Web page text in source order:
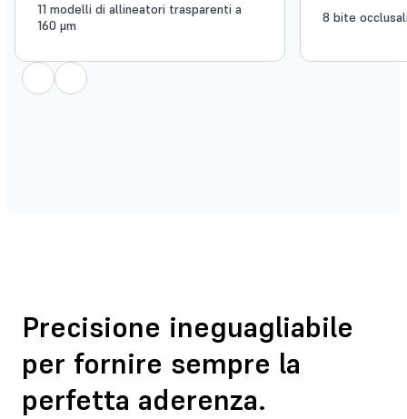
11 modelli di allineatori trasparenti a
160 μm
8 bite
Precisione ineguagliabile
per fornire sempre la
perfetta aderenza.